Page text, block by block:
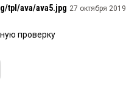
tpl/ava/ava5.jpg 27 октября 2019
проверку
в 13:16:
сотрудник
тишина!!!!!